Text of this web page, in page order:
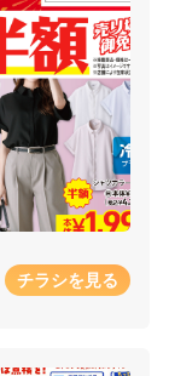
チラシを見る